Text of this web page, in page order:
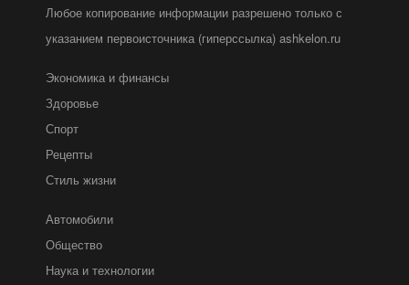
Любое копирование информации разрешено только с
указанием первоисточника (гиперссылка) ashkelon.ru
Экономика и финансы
Здоровье
Спорт
Рецепты
Стиль жизни
Автомобили
Общество
Наука и технологии